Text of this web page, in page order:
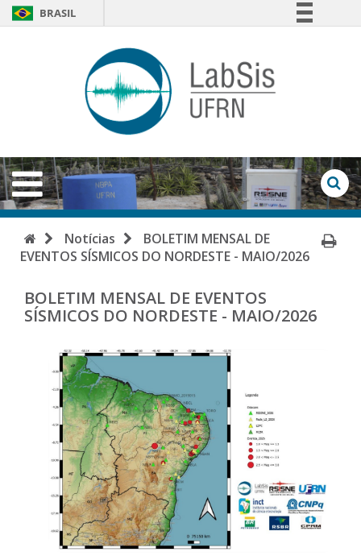
BRASIL
Comunica BR
Participe
Acesso à informação
Canais
de
Abrir
Menu
InícioNotícias
BOLETIM MENSAL DE
EVENTOS SÍSMICOS DO NORDESTE - MAIO/2026
BOLETIM MENSAL DE EVENTOS
SÍSMICOS DO NORDESTE - MAIO/2026